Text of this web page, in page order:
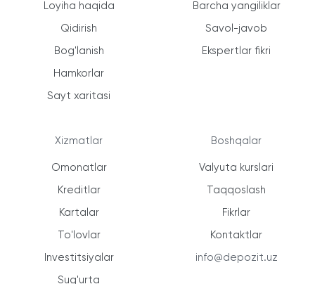
Loyiha haqida
Qidirish
Bog'lanish
Hamkorlar
Sayt xaritasi
Xizmatlar
Omonatlar
Kreditlar
Kartalar
To'lovlar
Investitsiyalar
Sug'urta
Barcha yangiliklar
Savol-javob
Ekspertlar fikri
Boshqalar
Valyuta kurslari
Taqqoslash
Fikrlar
Kontaktlar
info@depozit.uz